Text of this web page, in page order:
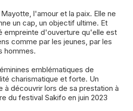
l'amour et la paix. Elle ne
un cap, un objectif ultime. Et
empreinte d'ouverture qu'elle est
comme par les jeunes, par les
hommes.
emblématiques de
charismatique et forte. Un
à découvrir lors de sa prestation à
du festival Sakifo en juin 2023